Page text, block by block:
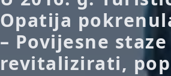
Opatija
– Povijesne
revitalizirati,